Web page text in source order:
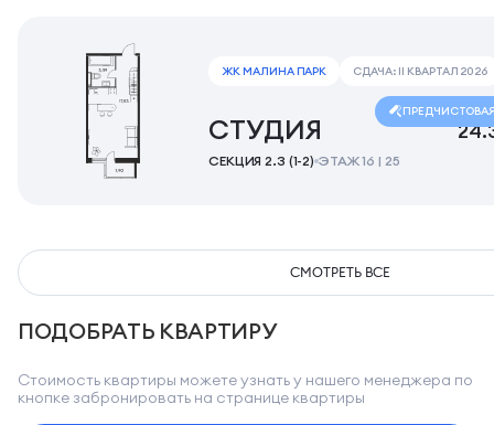
СМОТРЕТЬ ВСЕ
ЖК МАЛИНА ПАРК СДАЧА: II КВАРТАЛ 2026
СТУДИЯ
СЕКЦИЯ 2.3 (1-2) ЭТАЖ 16 | 25
ПОДОБРАТЬ КВАРТИРУ
Стоимость квартиры можете узнать у нашего менеджера по
кнопке забронировать на странице квартиры